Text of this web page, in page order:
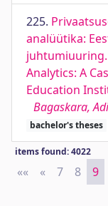
225.
analüütika:
juhtumiuuring.
Analytics: A
Education
Bagaskara,
bachelor's theses
items found: 4022
«« First
« Previous
7 8 9